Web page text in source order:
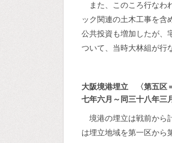
また、このころ行なわ
ック関連の土木工事を含
公共投資も増加したが、
ついて、当時大林組が行
大阪境港埋立 〈第五区
七年六月～同三十八年三
境港の埋立は戦前から
は埋立地域を第一区から